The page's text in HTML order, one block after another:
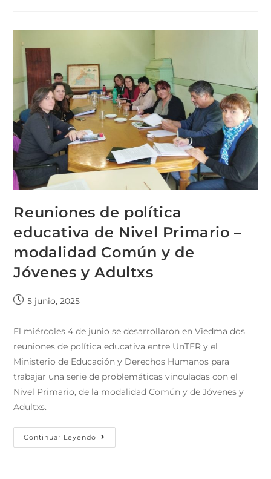
Reuniones de política
educativa de Nivel Primario –
modalidad Común y de
Jóvenes y Adultxs
5 junio, 2025
El miércoles 4 de junio se desarrollaron en Viedma dos
reuniones de política educativa entre UnTER y el
Ministerio de Educación y Derechos Humanos para
trabajar una serie de problemáticas vinculadas con el
Nivel Primario, de la modalidad Común y de Jóvenes y
Adultxs.
Continuar Leyendo